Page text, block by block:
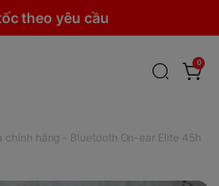
theo yêu cầu
0
chính hãng - Bluetooth On-ear Elite 45h